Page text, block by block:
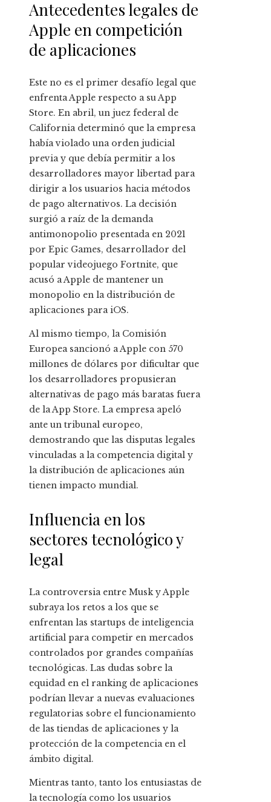
Antecedentes legales de
Apple en competición
de aplicaciones
Este no es el primer desafío legal que
enfrenta Apple respecto a su App
Store. En abril, un juez federal de
California determinó que la empresa
había violado una orden judicial
previa y que debía permitir a los
desarrolladores mayor libertad para
dirigir a los usuarios hacia métodos
de pago alternativos. La decisión
surgió a raíz de la demanda
antimonopolio presentada en 2021
por Epic Games, desarrollador del
popular videojuego Fortnite, que
acusó a Apple de mantener un
monopolio en la distribución de
aplicaciones para iOS.
Al mismo tiempo, la Comisión
Europea sancionó a Apple con 570
millones de dólares por dificultar que
los desarrolladores propusieran
alternativas de pago más baratas fuera
de la App Store. La empresa apeló
ante un tribunal europeo,
demostrando que las disputas legales
vinculadas a la competencia digital y
la distribución de aplicaciones aún
tienen impacto mundial.
Influencia en los
sectores tecnológico y
legal
La controversia entre Musk y Apple
subraya los retos a los que se
enfrentan las startups de inteligencia
artificial para competir en mercados
controlados por grandes compañías
tecnológicas. Las dudas sobre la
equidad en el ranking de aplicaciones
podrían llevar a nuevas evaluaciones
regulatorias sobre el funcionamiento
de las tiendas de aplicaciones y la
protección de la competencia en el
ámbito digital.
Mientras tanto, tanto los entusiastas de
la tecnología como los usuarios